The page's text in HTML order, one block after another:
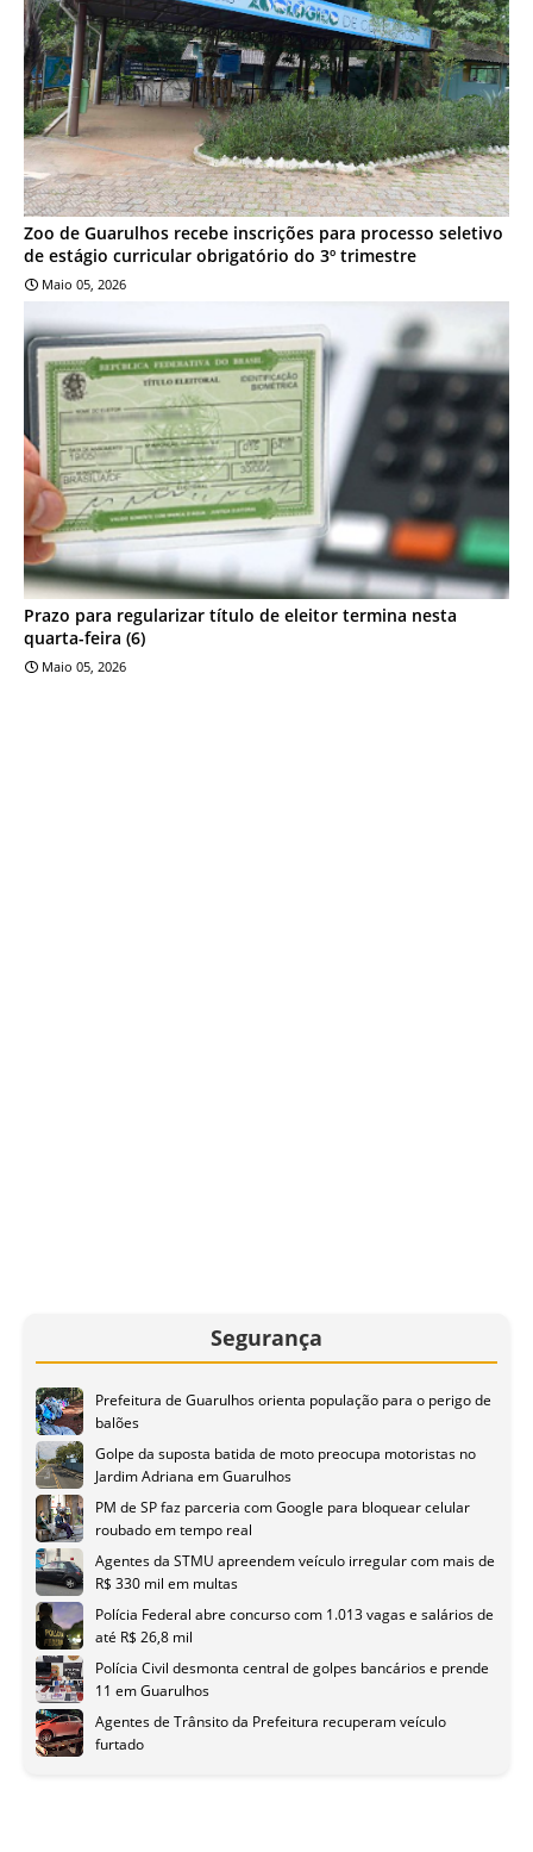
Zoo de Guarulhos recebe inscrições para processo seletivo
de estágio curricular obrigatório do 3º trimestre
Maio 05, 2026
NOTÍCIA
Prazo para regularizar título de eleitor termina nesta
quarta-feira (6)
Maio 05, 2026
Segurança
Prefeitura de Guarulhos orienta população para o perigo de
balões
Golpe da suposta batida de moto preocupa motoristas no
Jardim Adriana em Guarulhos
PM de SP faz parceria com Google para bloquear celular
roubado em tempo real
Agentes da STMU apreendem veículo irregular com mais de
R$ 330 mil em multas
Polícia Federal abre concurso com 1.013 vagas e salários de
até R$ 26,8 mil
Polícia Civil desmonta central de golpes bancários e prende
11 em Guarulhos
Agentes de Trânsito da Prefeitura recuperam veículo
furtado